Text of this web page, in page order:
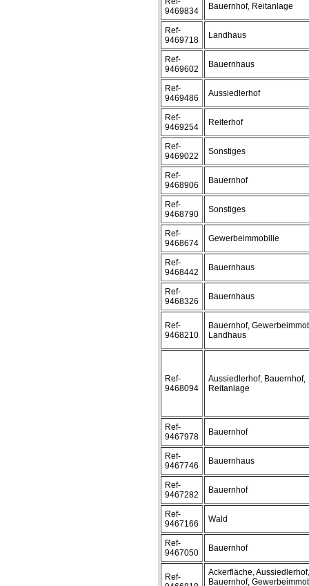
9469834
Bauernhof, Reitanlage
Ref-
9469718
Landhaus
Ref-
9469602
Bauernhaus
Ref-
9469486
Aussiedlerhof
Ref-
9469254
Reiterhof
Ref-
9469022
Sonstiges
Ref-
9468906
Bauernhof
Ref-
9468790
Sonstiges
Ref-
9468674
Gewerbeimmobilie
Ref-
9468442
Bauernhaus
Ref-
9468326
Bauernhaus
Ref-
9468210
Bauernhof,
Landhaus
Ref-
9468094
Aussiedlerhof, Bauernhof,
Reitanlage
Ref-
9467978
Bauernhof
Ref-
9467746
Bauernhaus
Ref-
9467282
Bauernhof
Ref-
9467166
Wald
Ref-
9467050
Bauernhof
Ref-
Ackerfläche, Aussiedlerhof,
Bauernhof,